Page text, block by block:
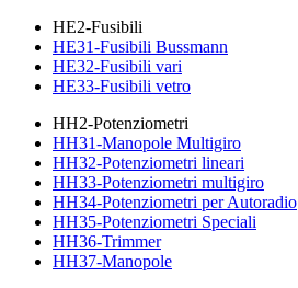
HE2-Fusibili
HE31-Fusibili Bussmann
HE32-Fusibili vari
HE33-Fusibili vetro
HH2-Potenziometri
HH31-Manopole Multigiro
HH32-Potenziometri lineari
HH33-Potenziometri multigiro
HH34-Potenziometri per Autoradio
HH35-Potenziometri Speciali
HH36-Trimmer
HH37-Manopole